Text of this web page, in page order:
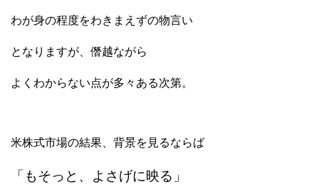
わが身の程度をわきまえずの物言い
となりますが、僭越ながら
よくわからない点が多々ある次第。
米株式市場の結果、背景を見るならば
「もそっと、よさげに映る」